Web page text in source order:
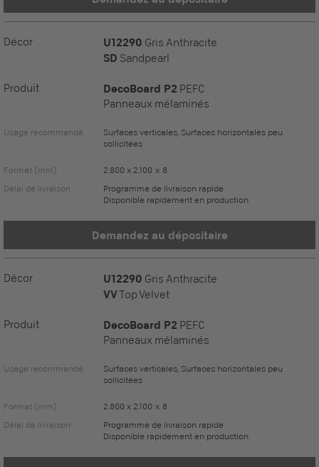
Décor U12290 Gris Anthracite
SD Sandpearl
Produit DecoBoard P2 PEFC
Panneaux mélaminés
Usage recommandé
Surfaces verticales, Surfaces horizontales peu
sollicitées
Format (mm)
2.800 x 2.100 x 8
Délai de livraison
Programme de livraison rapide
Disponible rapidement en production
Demandez au dépositaire
Décor U12290 Gris Anthracite
VVTop Velvet
Produit DecoBoard P2 PEFC
Panneaux mélaminés
Usage recommandé
Surfaces verticales, Surfaces horizontales peu
sollicitées
Format (mm)
2.800 x 2.100 x 8
Délai de livraison
Programme de livraison rapide
Disponible rapidement en production